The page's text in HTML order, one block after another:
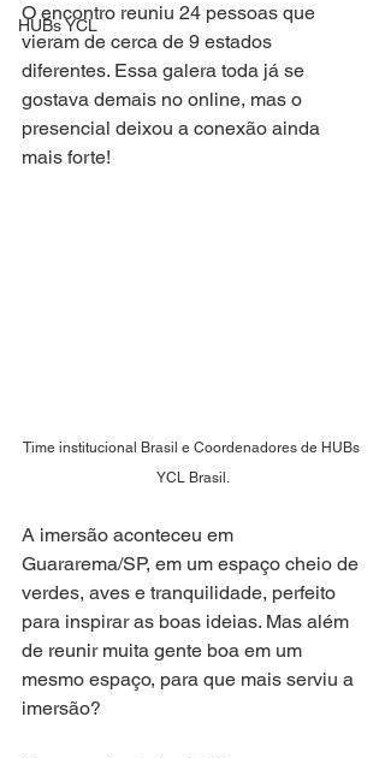
HUBs YCL
O encontro reuniu 24 pessoas que
vieram de cerca de 9 estados
diferentes. Essa galera toda já se
gostava demais no online, mas o
presencial deixou a conexão ainda
mais forte!
Time institucional Brasil e Coordenadores de HUBs
YCL Brasil.
A imersão aconteceu em
Guararema/SP, em um espaço cheio de
verdes, aves e tranquilidade, perfeito
para inspirar as boas ideias. Mas além
de reunir muita gente boa em um
mesmo espaço, para que mais serviu a
imersão?